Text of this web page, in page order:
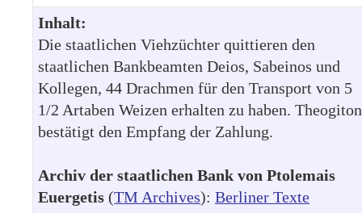
Inhalt:
Die staatlichen Viehzüchter quittieren den
staatlichen Bankbeamten Deios, Sabeinos und
Kollegen, 44 Drachmen für den Transport von 5
1/2 Artaben Weizen erhalten zu haben. Theogiton
bestätigt den Empfang der Zahlung.
Archiv der staatlichen Bank von Ptolemais
Euergetis (TM Archives): Berliner Texte